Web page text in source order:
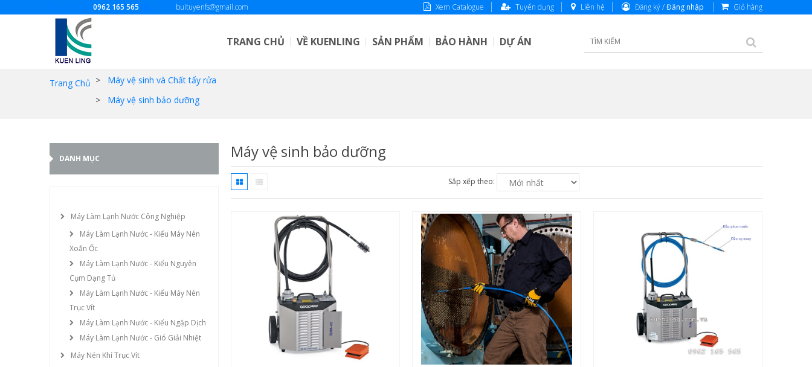
0962 165 565 buituyenfs@gmail.com Xem Catalogue Tuyển dụng Liên hệ Đăng ký /Đăng nhập Giỏ hàng
TRANG CHỦ VỀ KUENLING SẢN PHẨM BẢO HÀNH DỰ ÁN
Trang Chủ >
Máy vệ sinh và Chất tẩy rửa
>
Máy vệ sinh bảo dưỡng
DANH MỤC
Máy Làm Lạnh Nước Công Nghiệp
Máy Làm Lạnh Nước - Kiểu Máy Nén
Xoắn Ốc
Máy Làm Lạnh Nước - Kiểu Nguyên
Cụm Dạng Tủ
Máy Làm Lạnh Nước - Kiểu Máy Nén
Trục Vít
Máy Làm Lạnh Nước - Kiểu Ngập Dịch
Máy Làm Lạnh Nước - Gió Giải Nhiệt
Máy Nén Khí Trục Vít
Máy vệ sinh bảo dưỡng
Sắp xếp theo: